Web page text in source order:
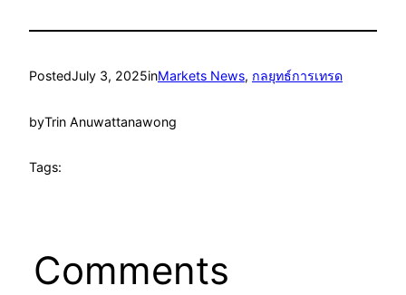
PostedJuly 3, 2025inMarkets News, กลยุทธ์การเทรด
byTrin Anuwattanawong
Tags:
Comments